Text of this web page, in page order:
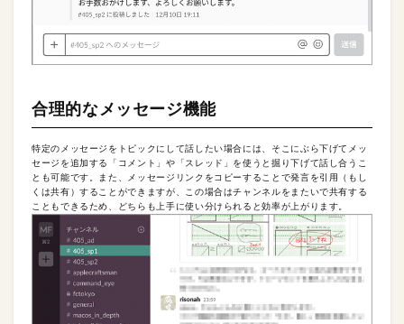
合理的なメッセージ機能
特定のメッセージをトピックにして話したい場合には、そこにぶら下げてメッ
セージを追加する「コメント」や「スレッド」を使うと掘り下げて話し合うこ
とも可能です。また、メッセージリンクをコピーすることで発言を引用（もし
くは共有）することができますが、この場合はチャンネルをまたいで共有する
こともできるため、どちらも上手に使い分けられると効率が上がります。